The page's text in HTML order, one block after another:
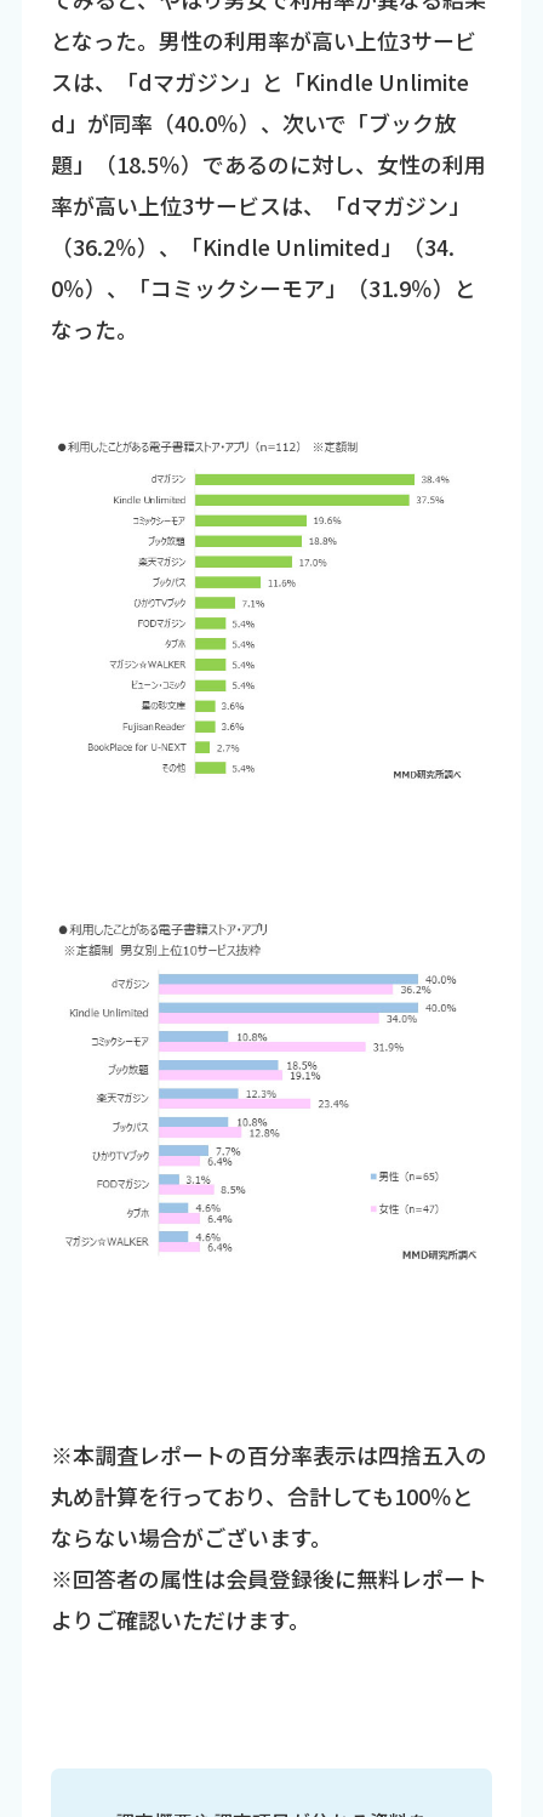
となった。男性の利用率が高い上位3サービ
スは、「dマガジン」と「Kindle Unlimite
d」が同率（40.0％）、次いで「ブック放
題」（18.5％）であるのに対し、女性の利用
率が高い上位3サービスは、「dマガジン」
（36.2％）、「Kindle Unlimited」（34.
0％）、「コミックシーモア」（31.9％）と
なった。
※本調査レポートの百分率表示は四捨五入の
丸め計算を行っており、合計しても100％と
ならない場合がございます。
※回答者の属性は会員登録後に無料レポート
よりご確認いただけます。